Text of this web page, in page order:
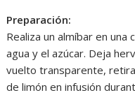
Preparación:
Realiza un almíbar en una
agua y el azúcar. Deja
vuelto transparente,
de limón en infusión